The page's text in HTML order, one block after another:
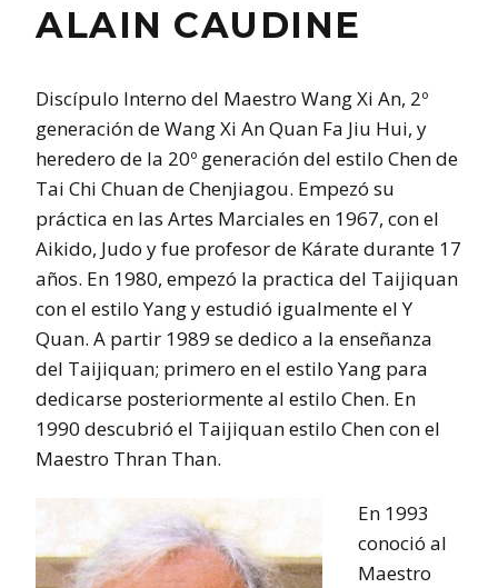
ALAIN CAUDINE
Discípulo Interno del Maestro Wang Xi An, 2º
generación de Wang Xi An Quan Fa Jiu Hui, y
heredero de la 20º generación del estilo Chen de
Tai Chi Chuan de Chenjiagou. Empezó su
práctica en las Artes Marciales en 1967, con el
Aikido, Judo y fue profesor de Kárate durante 17
años. En 1980, empezó la practica del Taijiquan
con el estilo Yang y estudió igualmente el Y
Quan. A partir 1989 se dedico a la enseñanza
del Taijiquan; primero en el estilo Yang para
dedicarse posteriormente al estilo Chen. En
1990 descubrió el Taijiquan estilo Chen con el
Maestro Thran Than.
En 1993
conoció al
Maestro